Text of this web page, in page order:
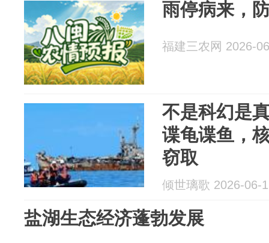
雨停病来，
福建三农网 2026-
不是科幻是
谍龟谍鱼，
窃取
倾世璃歌 2026-06-
盐湖生态经济蓬勃发展